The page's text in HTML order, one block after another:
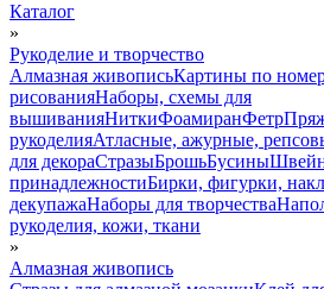
Каталог
»
Рукоделие и творчество
Алмазная живописьКартины по
рисованияНаборы, схемы для
вышиванияНиткиФоамиранФетр
рукоделияАтласные, ажурные,
для декораСтразыБрошьБусины
принадлежностиБирки, фигурки,
декупажаНаборы для творчества
рукоделия, кожи, ткани
»
Алмазная живопись